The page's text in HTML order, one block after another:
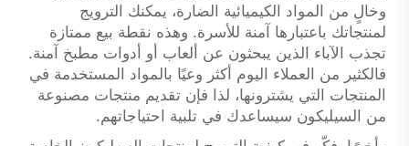
وخالٍ من المواد الكيميائية الضارة، يمكنك الترويج
لمنتجاتك باعتبارها آمنة للأسرة. وهذه نقطة بيع ممتازة
تجذب الآباء الذين يبحثون عن ألعاب أو أدوات مطبخ آمنة.
فالكثير من العملاء اليوم أكثر وعيًا بالمواد المستخدمة في
المنتجات التي يشترونها، لذا فإن تقديم منتجات مصنوعة
من السيليكون سيساعدك في تلبية احتياجاتهم.